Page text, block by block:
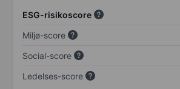
ESG-risikoscore
Miljø-score
Social-score
Ledelses-score